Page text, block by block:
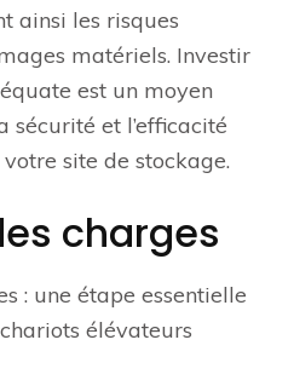
ainsi les risques
matériels. Investir
est un moyen
sécurité et l’efficacité
site de stockage.
charges
: une étape essentielle
élévateurs